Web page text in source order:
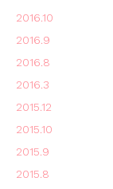
2016.10
2016.9
2016.8
2016.3
2015.12
2015.10
2015.9
2015.8